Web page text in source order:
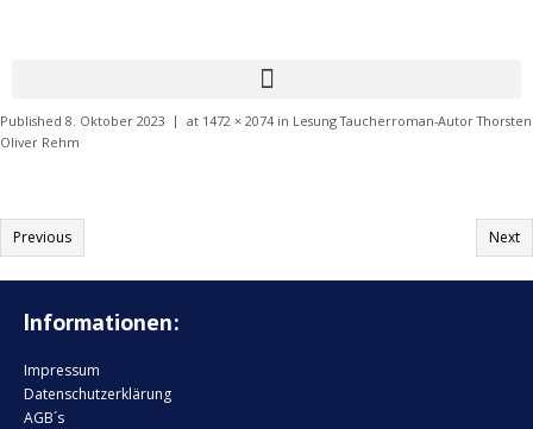
Published 8. Oktober 2023 at 1472 × 2074 in Lesung Taucherroman-Autor Thorsten
Oliver Rehm
Previous Next
Informationen:
Impressum
Datenschutzerklärung
AGB´s